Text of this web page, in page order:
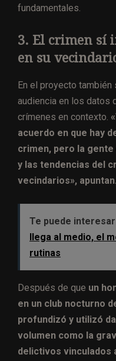
fundamentales.
3. El crimen sí
en su
En el proyecto
audiencia en los datos
crímenes en contexto.
acuerdo en que hay
crimen, pero la
y las tendencias del
vecindarios», apuntan.
Te puede
llega al medio, el
rutinas
Después de que un
en un club nocturno
profundizó y utilizó
volumen como la
delictivos vinculados